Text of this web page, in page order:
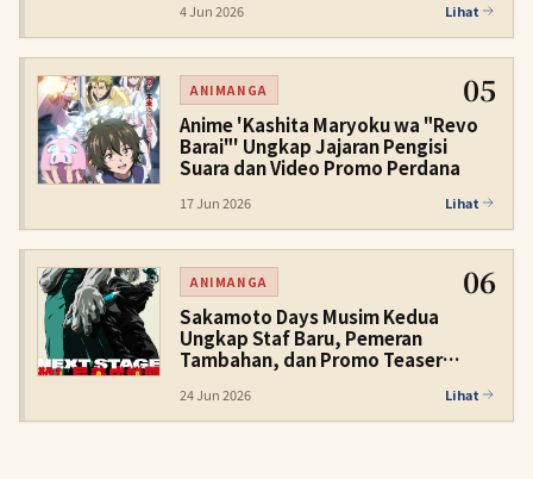
4 Jun 2026 Lihat
ANIMANGA 05
Anime 'Kashita Maryoku wa "Revo
Barai"' Ungkap Jajaran Pengisi
Suara dan Video Promo Perdana
17 Jun 2026 Lihat
ANIMANGA 06
Sakamoto Days Musim Kedua
Ungkap Staf Baru, Pemeran
Tambahan, dan Promo Teaser
24 Jun 2026 Lihat